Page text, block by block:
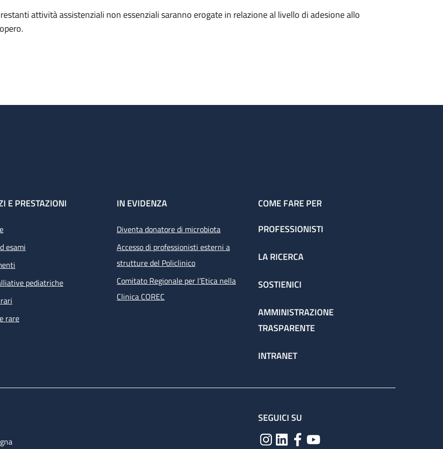
attività assistenziali non essenziali saranno erogate in relazione al livello di adesione allo
E PRESTAZIONI
esami
pediatriche
rare
IN EVIDENZA
Diventa donatore di microbiota
Accesso di professionisti esterni a
strutture del Policlinico
Comitato Regionale per l’Etica nella
Clinica COREC
COME FARE PER
PROFESSIONISTI
LA RICERCA
SOSTIENICI
AMMINISTRAZIONE
TRASPARENTE
INTRANET
SEGUICI SU